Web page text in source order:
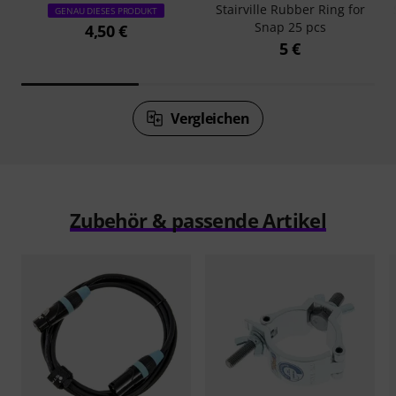
GENAU DIESES PRODUKT
4,50 €
Stairville Rubber Ring for
Snap 25 pcs
5 €
Vergleichen
Zubehör & passende Artikel